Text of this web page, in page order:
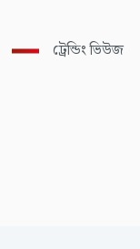
ট্রেন্ডিং ভিউজ